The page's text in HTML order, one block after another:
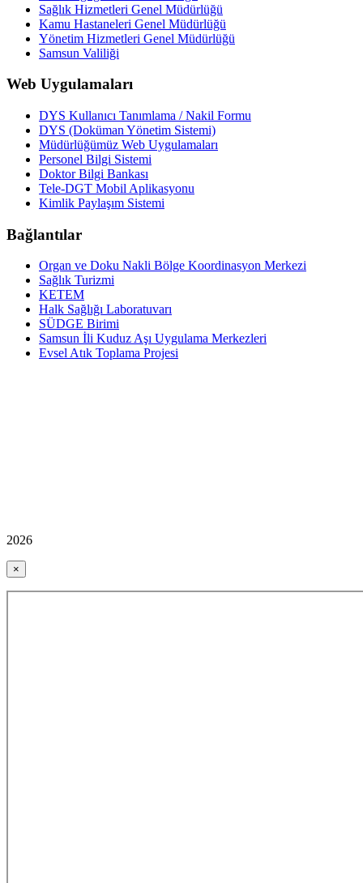
Sağlık Hizmetleri Genel Müdürlüğü
Kamu Hastaneleri Genel Müdürlüğü
Yönetim Hizmetleri Genel Müdürlüğü
Samsun Valiliği
Web Uygulamaları
DYS Kullanıcı Tanımlama / Nakil Formu
DYS (Doküman Yönetim Sistemi)
Müdürlüğümüz Web Uygulamaları
Personel Bilgi Sistemi
Doktor Bilgi Bankası
Tele-DGT Mobil Aplikasyonu
Kimlik Paylaşım Sistemi
Bağlantılar
Organ ve Doku Nakli Bölge Koordinasyon Merkezi
Sağlık Turizmi
KETEM
Halk Sağlığı Laboratuvarı
SÜDGE Birimi
Samsun İli Kuduz Aşı Uygulama Merkezleri
Evsel Atık Toplama Projesi
2026
×